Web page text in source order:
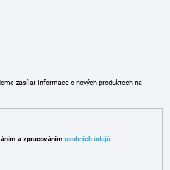
zasílat informace o nových produktech na
a zpracováním osobních údajů.